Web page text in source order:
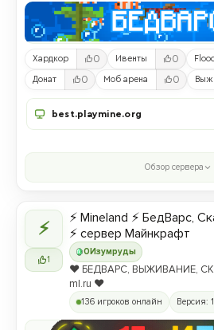
Хардкор 0 Ивенты 0
Донат 0 Моб арена 0
best.playmine.org
Обзор сервера
⚡
1
0 Изумруды
⚡ Mineland ⚡ БедВарс,
⚡ сервер Майнкрафт
❤️ БЕДВАРС, ВЫЖИВАНИЕ,
ml.ru ❤️
136 игроков онлайн Версия: